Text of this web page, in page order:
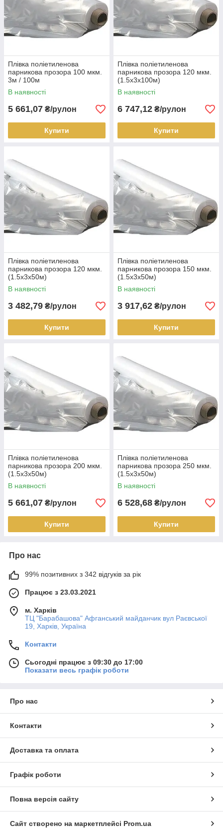
Плівка поліетиленова
парникова прозора 100 мкм.
3м / 100м
В наявності
5 661,07 ₴/рулон
Купити
Плівка поліетиленова
парникова прозора 120 мкм.
(1.5х3х100м)
В наявності
6 747,12 ₴/рулон
Купити
Плівка поліетиленова
парникова прозора 120 мкм.
(1.5х3х50м)
В наявності
3 482,79 ₴/рулон
Купити
Плівка поліетиленова
парникова прозора 150 мкм.
(1.5х3х50м)
В наявності
3 917,62 ₴/рулон
Купити
Плівка поліетиленова
парникова прозора 200 мкм.
(1.5х3х50м)
В наявності
5 661,07 ₴/рулон
Купити
Плівка поліетиленова
парникова прозора 250 мкм.
(1.5х3х50м)
В наявності
6 528,68 ₴/рулон
Купити
Про нас
99% позитивних з 342 відгуків за рік
Працює з 23.03.2021
м. Харків
ТЦ "Барабашова" Афганський майданчик вул Раєвської
19, Харків, Україна
Контакти
Сьогодні працює з 09:30 до 17:00
Показати весь графік роботи
Про нас
Контакти
Доставка та оплата
Графік роботи
Повна версія сайту
Сайт створено на маркетплейсі Prom.ua